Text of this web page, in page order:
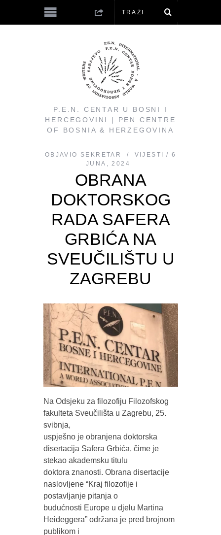
P.E.N. CENTAR U BOSNI I
HERCEGOVINI | PEN CENTRE
OF BOSNIA & HERZEGOVINA
OBJAVIO SEKRETAR VIJESTI
6
JUNA, 2024
OBRANA
DOKTORSKOG
RADA SAFERA
GRBIĆA NA
SVEUČILIŠTU U
ZAGREBU
Na Odsjeku za filozofiju Filozofskog
fakulteta Sveučilišta u Zagrebu, 25.
svibnja,
uspješno je obranjena doktorska
disertacija Safera Grbića, čime je
stekao akademsku titulu
doktora znanosti. Obrana disertacije
naslovljene “Kraj filozofije i
postavljanje pitanja o
budućnosti Europe u djelu Martina
Heideggera” održana je pred brojnom
publikom i